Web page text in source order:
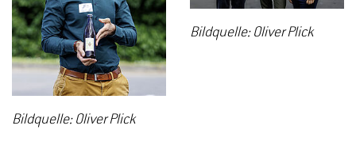
Bildquelle: Oliver Plick
Bildquelle: Oliver Plick